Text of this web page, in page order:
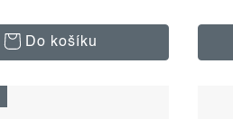
Do košíku